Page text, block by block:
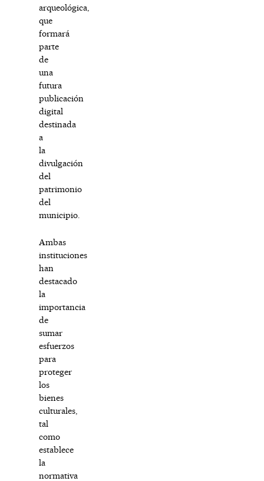
arqueológica,
que
formará
parte
de
una
futura
publicación
digital
destinada
a
la
divulgación
del
patrimonio
del
municipio.
Ambas
instituciones
han
destacado
la
importancia
de
sumar
esfuerzos
para
proteger
los
bienes
culturales,
tal
como
establece
la
normativa